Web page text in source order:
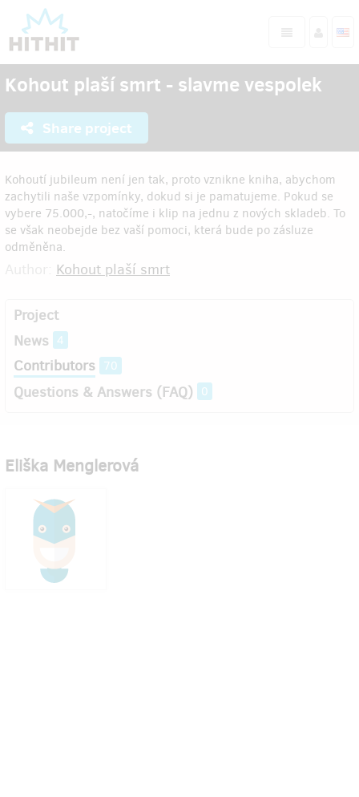
Kohout plaší smrt - slavme vespolek
Share project
Kohoutí jubileum není jen tak, proto vznikne kniha, abychom
zachytili naše vzpomínky, dokud si je pamatujeme. Pokud se
vybere 75.000,-, natočíme i klip na jednu z nových skladeb. To
se však neobejde bez vaší pomoci, která bude po zásluze
odměněna.
Kohout plaší smrt
Project
News
4
Contributors 70
Questions & Answers (FAQ) 0
Eliška Menglerová